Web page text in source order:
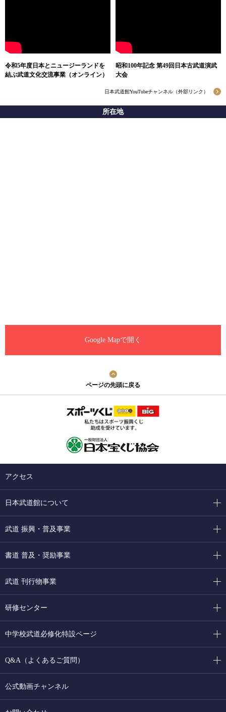
令和5年度日本とニュージーランドを
結ぶ武道文化交流事業（オンライン）
昭和100年記念 第49回日本古武道演武
大会
日本武道館YouTubeチャンネル（外部リンク）
所在地
Google Mapで開く
ページの先頭に戻る
アクセス
日本武道館について
武道 振興・普及事業
書道 普及・奨励事業
武道 刊行物事業
研修センター
中学校武道必修化特設ページ
Q&A（よくあるご質問）
公式動画チャンネル